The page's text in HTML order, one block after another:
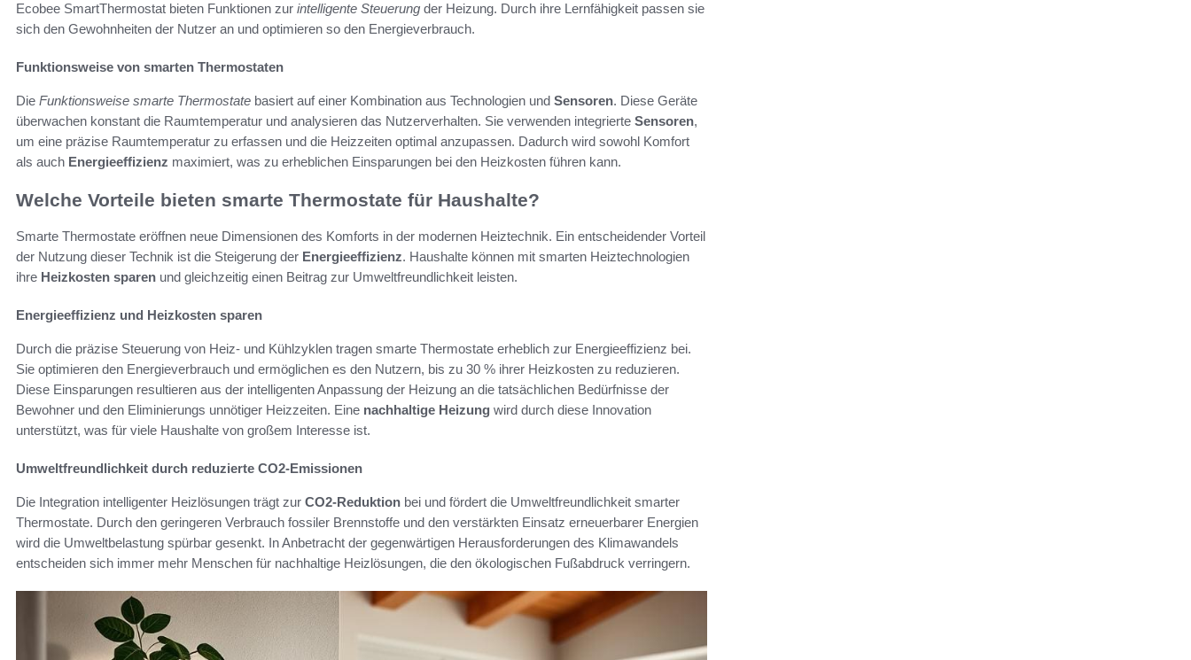
Ecobee SmartThermostat bieten Funktionen zur intelligente Steuerung der Heizung. Durch ihre Lernfähigkeit passen sie
sich den Gewohnheiten der Nutzer an und optimieren so den Energieverbrauch.
Funktionsweise von smarten Thermostaten
Die Funktionsweise smarte Thermostate basiert auf einer Kombination aus Technologien und Sensoren. Diese Geräte
überwachen konstant die Raumtemperatur und analysieren das Nutzerverhalten. Sie verwenden integrierte Sensoren,
um eine präzise Raumtemperatur zu erfassen und die Heizzeiten optimal anzupassen. Dadurch wird sowohl Komfort
als auch Energieeffizienz maximiert, was zu erheblichen Einsparungen bei den Heizkosten führen kann.
Welche Vorteile bieten smarte Thermostate für Haushalte?
Smarte Thermostate eröffnen neue Dimensionen des Komforts in der modernen Heiztechnik. Ein entscheidender Vorteil
der Nutzung dieser Technik ist die Steigerung der Energieeffizienz. Haushalte können mit smarten Heiztechnologien
ihre Heizkosten sparen und gleichzeitig einen Beitrag zur Umweltfreundlichkeit leisten.
Energieeffizienz und Heizkosten sparen
Durch die präzise Steuerung von Heiz- und Kühlzyklen tragen smarte Thermostate erheblich zur Energieeffizienz bei.
Sie optimieren den Energieverbrauch und ermöglichen es den Nutzern, bis zu 30 % ihrer Heizkosten zu reduzieren.
Diese Einsparungen resultieren aus der intelligenten Anpassung der Heizung an die tatsächlichen Bedürfnisse der
Bewohner und den Eliminierungs unnötiger Heizzeiten. Eine nachhaltige Heizung wird durch diese Innovation
unterstützt, was für viele Haushalte von großem Interesse ist.
Umweltfreundlichkeit durch reduzierte CO2-Emissionen
Die Integration intelligenter Heizlösungen trägt zur CO2-Reduktion bei und fördert die Umweltfreundlichkeit smarter
Thermostate. Durch den geringeren Verbrauch fossiler Brennstoffe und den verstärkten Einsatz erneuerbarer Energien
wird die Umweltbelastung spürbar gesenkt. In Anbetracht der gegenwärtigen Herausforderungen des Klimawandels
entscheiden sich immer mehr Menschen für nachhaltige Heizlösungen, die den ökologischen Fußabdruck verringern.